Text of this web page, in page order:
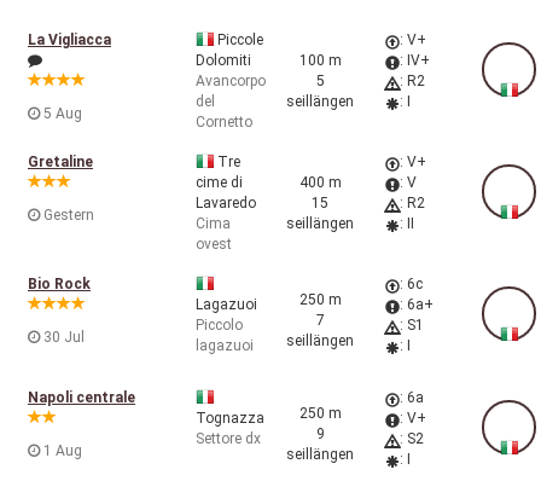
La Vigliacca
5 Aug
Piccole
Dolomiti
Avancorpo
del
Cornetto
100 m
5
seillängen
: V+
: IV+
: R2
: I
Gretaline
Gestern
Tre
cime di
Lavaredo
Cima
ovest
400 m
15
seillängen
: V+
: V
: R2
: II
Bio Rock
30 Jul
Lagazuoi
Piccolo
lagazuoi
250 m
7
seillängen
: 6c
: 6a+
: S1
: I
Napoli centrale
1 Aug
Tognazza
Settore dx
250 m
9
seillängen
: 6a
: V+
: S2
: I